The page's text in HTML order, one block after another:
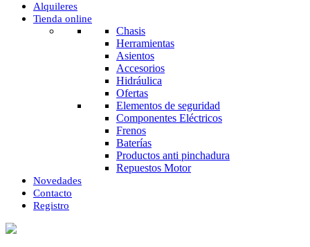
Alquileres
Tienda online
Chasis
Herramientas
Asientos
Accesorios
Hidráulica
Ofertas
Elementos de seguridad
Componentes Eléctricos
Frenos
Baterías
Productos anti pinchadura
Repuestos Motor
Novedades
Contacto
Registro